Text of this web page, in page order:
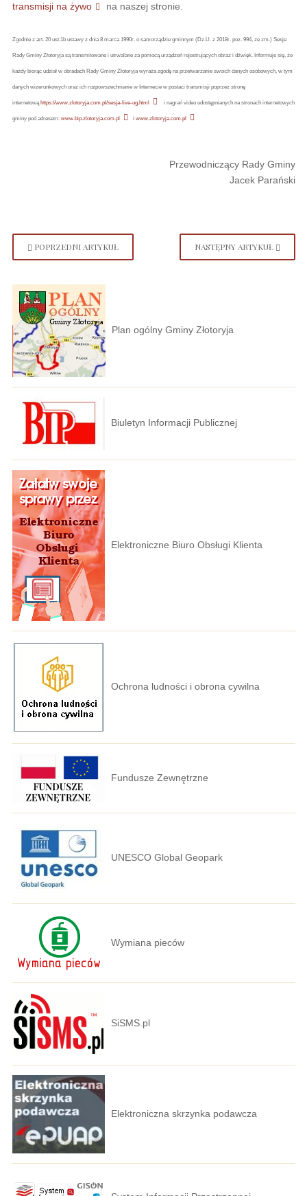
transmisji na żywo
na naszej stronie.
Zgodnie z art. 20 ust.1b ustawy z dnia 8 marca 1990r. o samorządzie gminnym (Dz.U. z 2018r. poz. 994, ze zm.) Sesje
Rady Gminy Złotoryja są transmitowane i utrwalane za pomocą urządzeń rejestrujących obraz i dźwięk. Informuje się, że
każdy biorąc udział w obradach Rady Gminy Złotoryja wyraża zgodę na przetwarzanie swoich danych osobowych, w tym
danych wizerunkowych oraz ich rozpowszechnianie w Internecie w postaci transmisji poprzez stronę
internetową https://www.zlotoryja.com.pl/sesja-live-ug.html i nagrań video udostępnianych na stronach internetowych
gminy pod adresem: www.bip.zlotoryja.com.pl i www.zlotoryja.com.pl
Przewodniczący Rady Gminy
Jacek Parański
POPRZEDNI ARTYKUŁ NASTĘPNY ARTYKUŁ
Plan ogólny Gminy Złotoryja
Biuletyn Informacji Publicznej
Elektroniczne Biuro Obsługi Klienta
Ochrona ludności i obrona cywilna
Fundusze Zewnętrzne
UNESCO Global Geopark
Wymiana pieców
SiSMS.pl
Elektroniczna skrzynka podawcza